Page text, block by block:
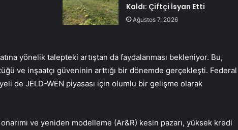
Kaldı: Çiftçi İsyan Etti
Ağustos 7, 2026
yönelik talepteki artıştan da faydalanması bekleniyor. Bu,
ve inşaatçı güveninin arttığı bir dönemde gerçekleşti. Federal
de JELD-WEN piyasası için olumlu bir gelişme olarak
ve yeniden modelleme (Ar&R) kesin pazarı, yüksek kredi